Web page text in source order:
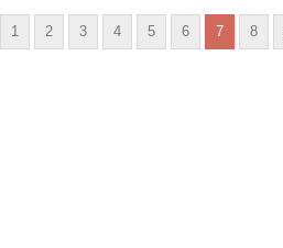
1 2 3 4 5 6 7 8